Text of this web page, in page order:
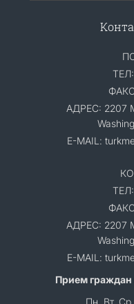
АДРЕС: 2207
E-MAIL:
АДРЕС: 2207
E-MAIL:
Прием граждан
Пн, Вт,